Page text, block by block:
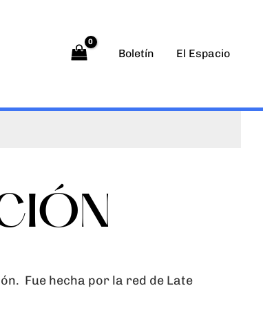
Boletín El Espacio
Fue hecha por la red de Late